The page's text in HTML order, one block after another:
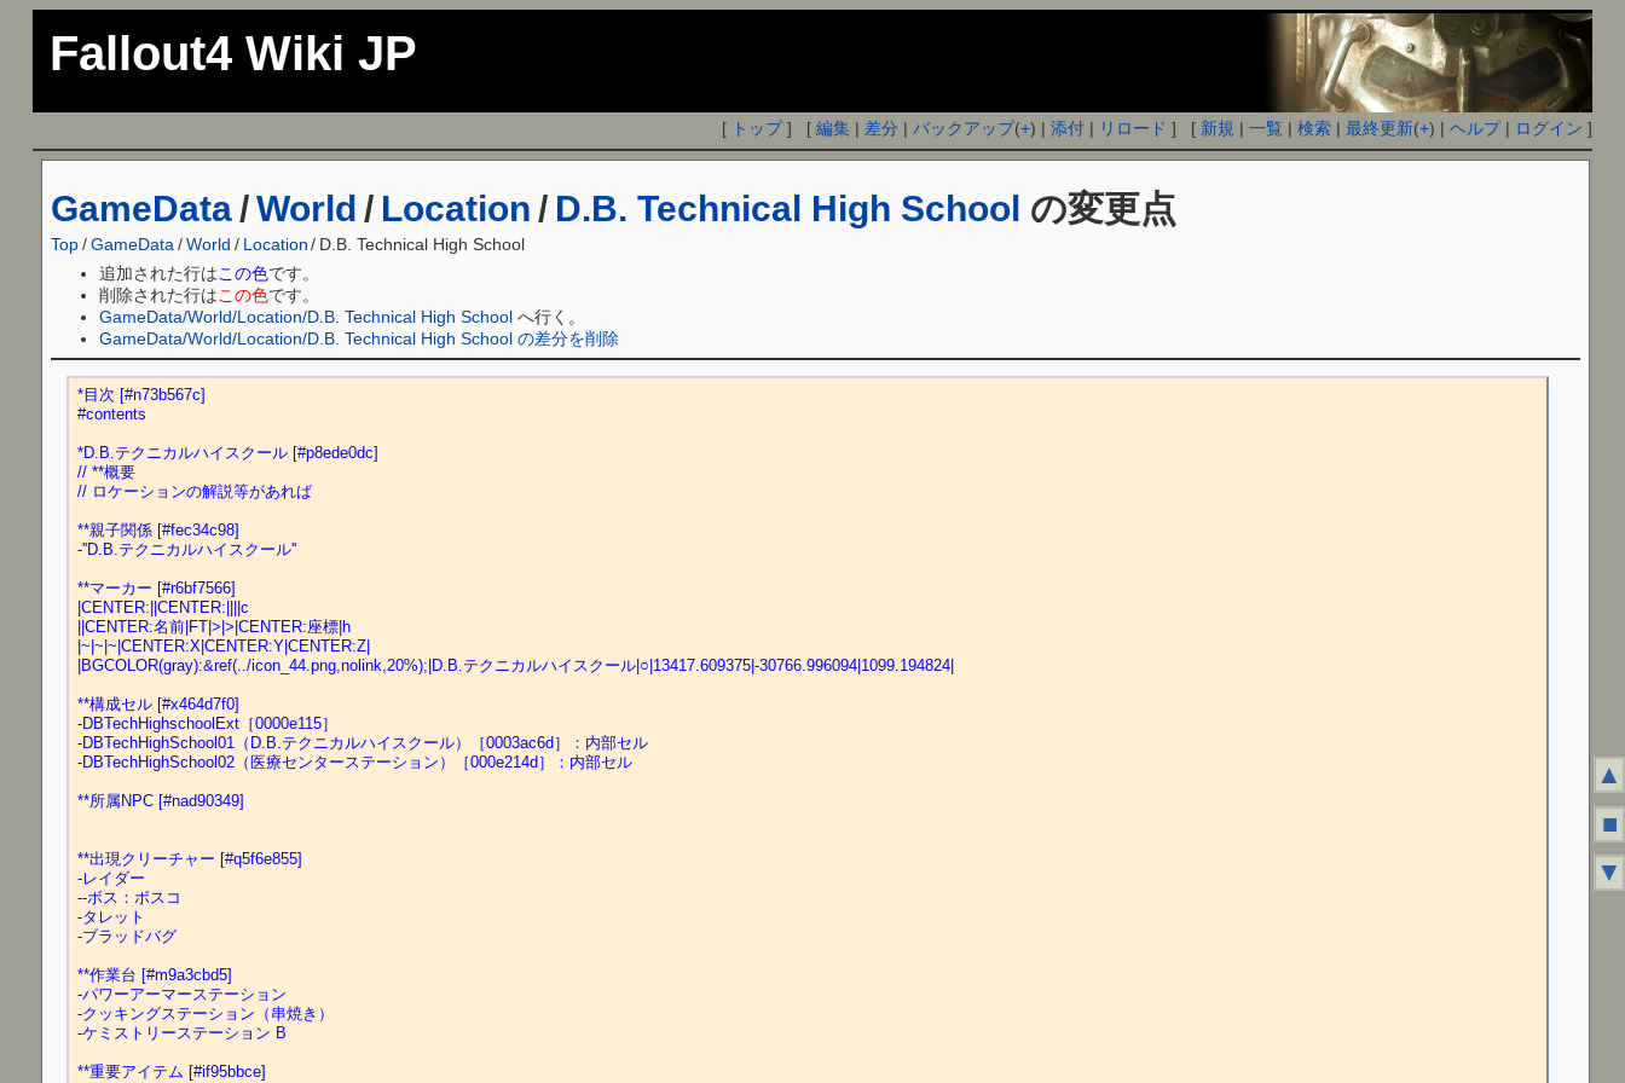
Fallout4 Wiki JP
[ トップ] [編集 | 差分 |バックアップ(+) |添付 | リロード ] [ 新規 |一覧 |検索 |最終更新(+) |ヘルプ| ログイン ]
GameData /World / Location / D.B. Technical High School の変更点
Top/GameData /World / Location / D.B. Technical High School
追加された行はこの色です。
削除された行はこの色です。
GameData/World/Location/D.B. Technical High School へ行く。
GameData/World/Location/D.B. Technical High School の差分を削除
*目次 [#n73b567c]
#contents
*D.B.テクニカルハイスクール [#p8ede0dc]
// **概要
// ロケーションの解説等があれば
**親子関係 [#fec34c98]
-''D.B.テクニカルハイスクール''
**マーカー [#r6bf7566]
|CENTER:||CENTER:||||c
||CENTER:名前|FT|>|>|CENTER:座標|h
|~|~|~|CENTER:X|CENTER:Y|CENTER:Z|
|BGCOLOR(gray):&ref(../icon_44.png,nolink,20%);|D.B.テクニカルハイスクール|○|13417.609375|-30766.996094|1099.194824|
**構成セル [#x464d7f0]
-DBTechHighschoolExt［0000e115］
-DBTechHighSchool01（D.B.テクニカルハイスクール）［0003ac6d］：内部セル
-DBTechHighSchool02（医療センターステーション）［000e214d］：内部セル
**所属NPC [#nad90349]
**出現クリーチャー [#q5f6e855]
-レイダー
--ボス：ボスコ
-タレット
-ブラッドバグ
**作業台 [#m9a3cbd5]
-パワーアーマーステーション
-クッキングステーション（串焼き）
-ケミストリーステーション B
**重要アイテム [#if95bbce]
▲
■
▼